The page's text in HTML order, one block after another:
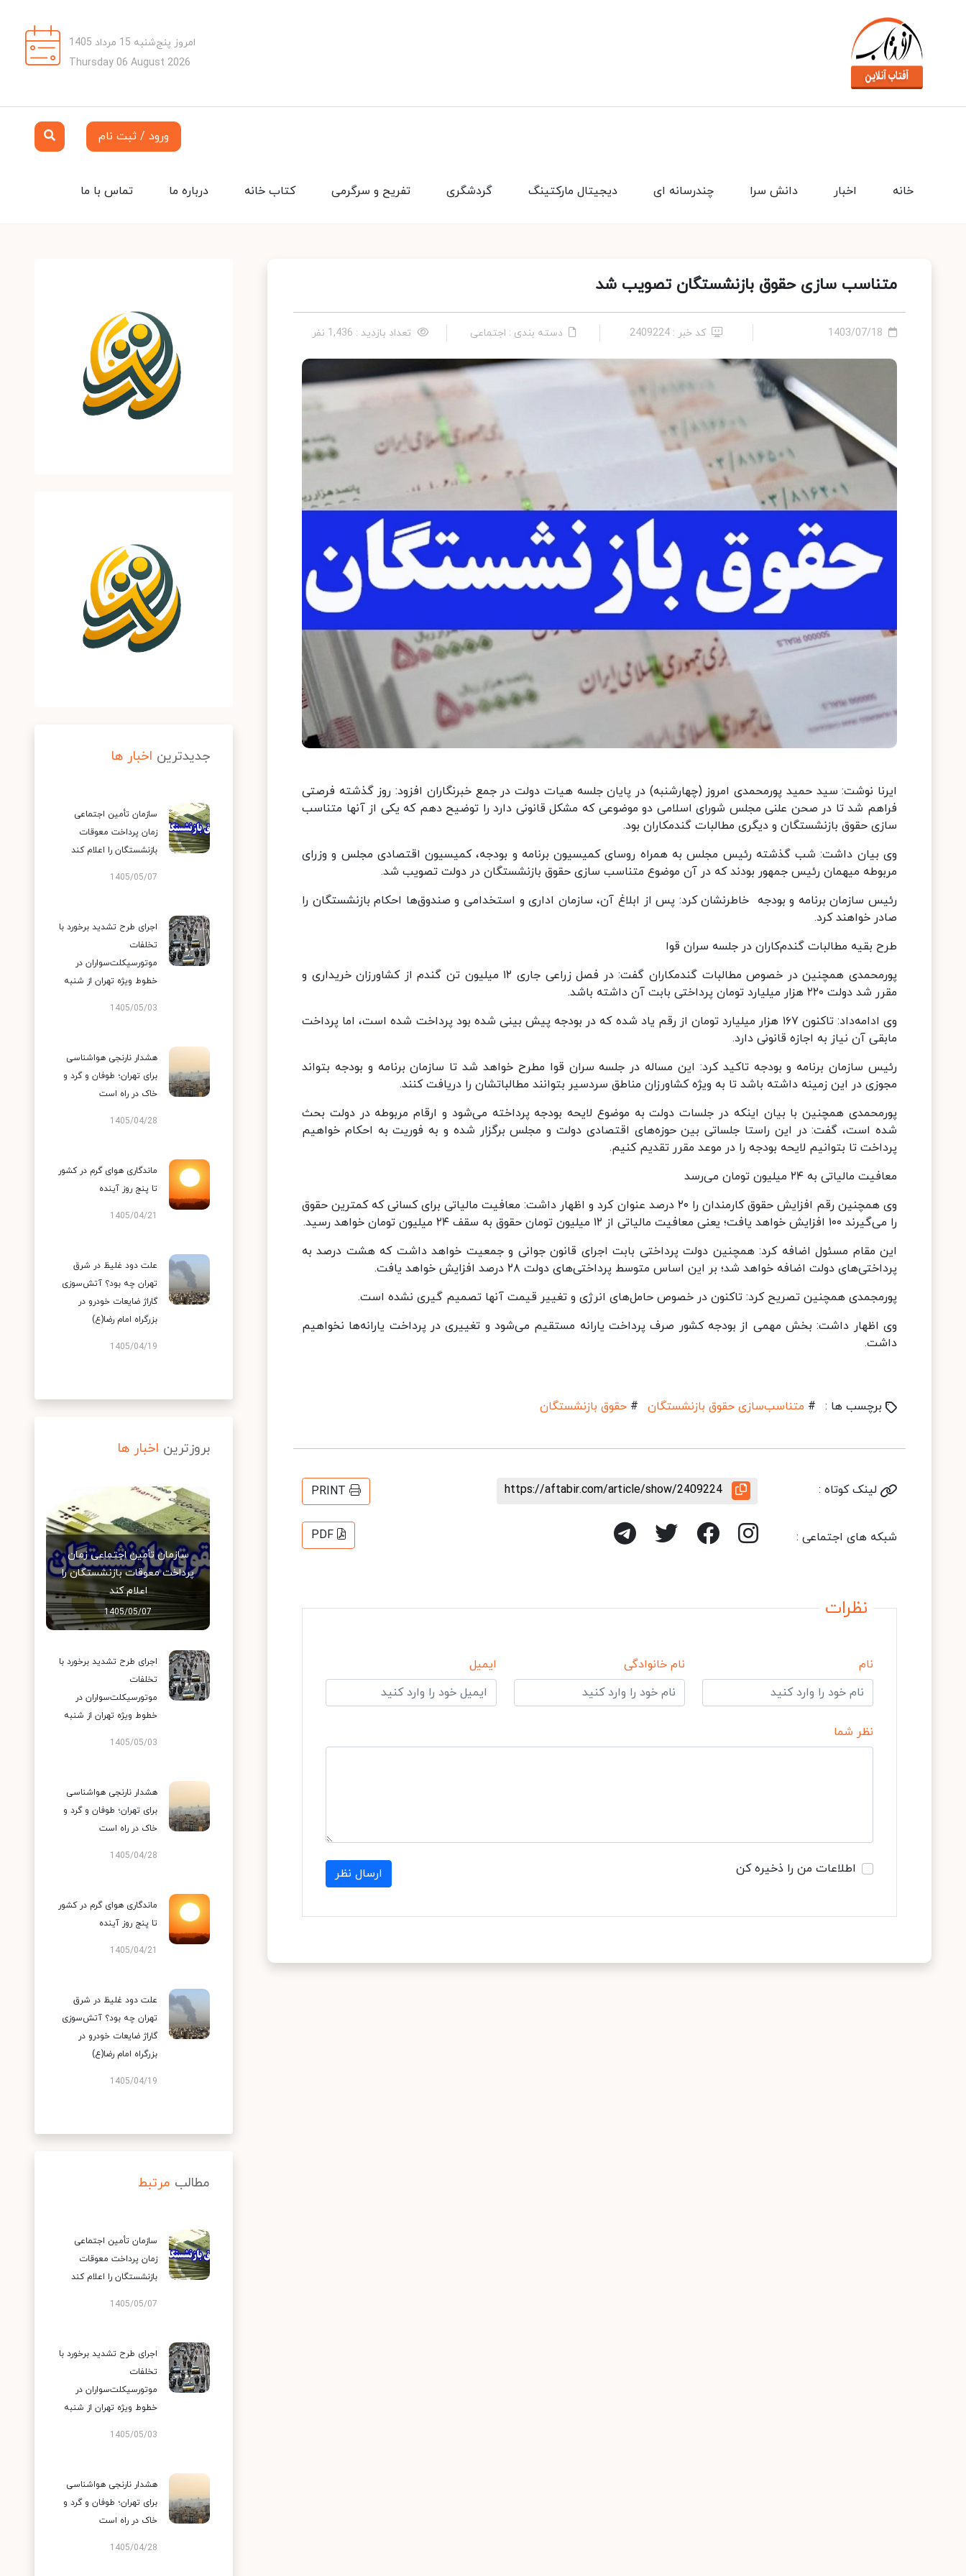
امروز پنج‌شنبه 15 مرداد 1405
Thursday 06 August 2026
ورود / ثبت نام
تماس با ما درباره ما کتاب خانه تفریح و سرگرمی گردشگری دیجیتال مارکتینگ چندرسانه ای دانش سرا اخبار خانه
متناسب سازی حقوق بازنشستگان تصویب شد
1403/07/18 کد خبر : 2409224 دسته بندی : اجتماعی تعداد بازدید : 1,436 نفر
ایرنا نوشت: سید حمید پورمحمدی امروز (چهارشنبه) در پایان جلسه هیات دولت در جمع خبرنگاران افزود: روز گذشته فرصتی
فراهم شد تا در صحن علنی مجلس شورای اسلامی دو موضوعی که مشکل قانونی دارد را توضیح دهم که یکی از آنها متناسب
سازی حقوق بازنشستگان و دیگری مطالبات گندمکاران بود.
وی بیان داشت: شب گذشته رئیس مجلس به همراه روسای کمیسیون برنامه و بودجه، کمیسیون اقتصادی مجلس و وزرای
مربوطه میهمان رئیس جمهور بودند که در آن موضوع متناسب سازی حقوق بازنشستگان در دولت تصویب شد.
رئیس سازمان برنامه و بودجه خاطرنشان کرد: پس از ابلاغ آن، سازمان اداری و استخدامی و صندوق‌ها احکام بازنشستگان را
صادر خواهند کرد.
طرح بقیه مطالبات گندم‌کاران در جلسه سران قوا
پورمحمدی همچنین در خصوص مطالبات گندمکاران گفت: در فصل زراعی جاری ۱۲ میلیون تن گندم از کشاورزان خریداری و
مقرر شد دولت ۲۲۰ هزار میلیارد تومان پرداختی بابت آن داشته باشد.
وی ادامه‌داد: تاکنون ۱۶۷ هزار میلیارد تومان از رقم یاد شده که در بودجه پیش بینی شده بود پرداخت شده است، اما پرداخت
مابقی آن نیاز به اجازه قانونی دارد.
رئیس سازمان برنامه و بودجه تاکید کرد: این مساله در جلسه سران قوا مطرح خواهد شد تا سازمان برنامه و بودجه بتواند
مجوزی در این زمینه داشته باشد تا به ویژه کشاورزان مناطق سردسیر بتوانند مطالباتشان را دریافت کنند.
پورمحمدی همچنین با بیان اینکه در جلسات دولت به موضوع لایحه بودجه پرداخته می‌شود و ارقام مربوطه در دولت بحث
شده است، گفت: در این راستا جلساتی بین حوزه‌های اقتصادی دولت و مجلس برگزار شده و به فوریت به احکام خواهیم
پرداخت تا بتوانیم لایحه بودجه را در موعد مقرر تقدیم کنیم.
معافیت مالیاتی به ۲۴ میلیون تومان می‌رسد
وی همچنین رقم افزایش حقوق کارمندان را ۲۰ درصد عنوان کرد و اظهار داشت: معافیت مالیاتی برای کسانی که کمترین حقوق
را می‌گیرند ۱۰۰ افزایش خواهد یافت؛ یعنی معافیت مالیاتی از ۱۲ میلیون تومان حقوق به سقف ۲۴ میلیون تومان خواهد رسید.
این مقام مسئول اضافه کرد: همچنین دولت پرداختی بابت اجرای قانون جوانی و جمعیت خواهد داشت که هشت درصد به
پرداختی‌های دولت اضافه خواهد شد؛ بر این اساس متوسط پرداختی‌های دولت ۲۸ درصد افزایش خواهد یافت.
پورمجمدی همچنین تصریح کرد: تاکنون در خصوص حامل‌های انرژی و تغییر قیمت آنها تصمیم گیری نشده است.
وی اظهار داشت: بخش مهمی از بودجه کشور صرف پرداخت یارانه مستقیم می‌شود و تغییری در پرداخت یارانه‌ها نخواهیم
داشت.
برچسب ها : # متناسب‌سازی حقوق بازنشستگان # حقوق بازنشستگان
لینک کوتاه : https://aftabir.com/article/show/2409224
PRINT
شبکه های اجتماعی : PDF
نظرات
نام نام خانوادگی ایمیل
نظر شما
اطلاعات من را ذخیره کن ارسال نظر
جدیدترین اخبار ها
سازمان تأمین اجتماعی
زمان پرداخت معوقات
بازنشستگان را اعلام کند
1405/05/07
اجرای طرح تشدید برخورد با
تخلفات
موتورسیکلت‌سواران در
خطوط ویژه تهران از شنبه
1405/05/03
هشدار نارنجی هواشناسی
برای تهران؛ طوفان و گرد و
خاک در راه است
1405/04/28
ماندگاری هوای گرم در کشور
تا پنج روز آینده
1405/04/21
علت دود غلیظ در شرق
تهران چه بود؟ آتش‌سوزی
گاراژ ضایعات خودرو در
بزرگراه امام رضا(ع)
1405/04/19
بروزترین اخبار ها
سازمان تأمین اجتماعی زمان
پرداخت معوقات بازنشستگان را
اعلام کند
1405/05/07
اجرای طرح تشدید برخورد با
تخلفات
موتورسیکلت‌سواران در
خطوط ویژه تهران از شنبه
1405/05/03
هشدار نارنجی هواشناسی
برای تهران؛ طوفان و گرد و
خاک در راه است
1405/04/28
ماندگاری هوای گرم در کشور
تا پنج روز آینده
1405/04/21
علت دود غلیظ در شرق
تهران چه بود؟ آتش‌سوزی
گاراژ ضایعات خودرو در
بزرگراه امام رضا(ع)
1405/04/19
مطالب مرتبط
سازمان تأمین اجتماعی
زمان پرداخت معوقات
بازنشستگان را اعلام کند
1405/05/07
اجرای طرح تشدید برخورد با
تخلفات
موتورسیکلت‌سواران در
خطوط ویژه تهران از شنبه
1405/05/03
هشدار نارنجی هواشناسی
برای تهران؛ طوفان و گرد و
خاک در راه است
1405/04/28